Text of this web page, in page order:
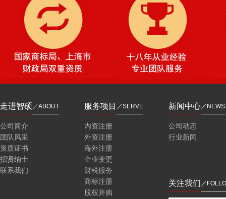
走进智硕 ／ABOUT
公司简介
团队风采
资质证书
招贤纳士
联系我们
服务项目 ／SERVE
内资注册
外资注册
海外注册
企业变更
财税服务
商标注册
股权并购
新闻中心／NEWS
公司动态
行业新闻
关注我们 ／